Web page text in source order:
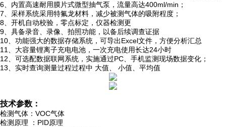
6、内置高速耐用膜片式微型抽气泵，流量高达400ml/min；
7、采样系统采用特氟龙材料，减少被测气体的吸附程度；
8、开机自动校验，零点标定，仪器检测更
9、具备录音、录像、拍照功能，以备后续调查证据
10、功能强大的数据存储系统，可导出Excel文件，方便分析汇总
11、大容量锂离子充电电池，一次充电使用长达24小时
12、可选配数据联网系统，实施通过PC、手机监测现场数据变化；
13、实时查询测量过程过程中 大值、 小值、平均值
技术参数：
检测气体：VOC气体
检测原理 ：PID原理